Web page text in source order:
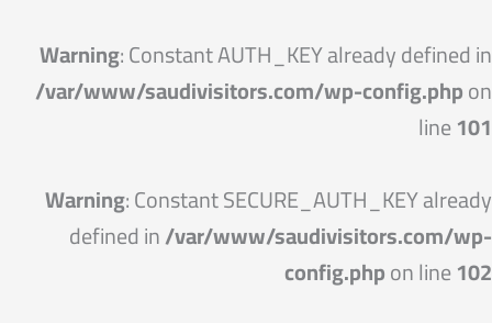
Warning: Constant AUTH_KEY already defined in
/var/www/saudivisitors.com/wp-config.phpon
line101
Warning: Constant SECURE_AUTH_KEY already
defined in/var/www/saudivisitors.com/wp-
config.phpon line102
إلى
المحتوى